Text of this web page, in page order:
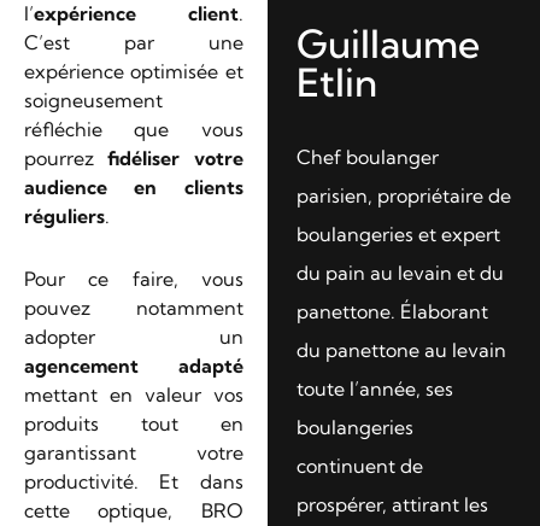
l’expérience client.
C’est par une
expérience optimisée et
soigneusement
réfléchie que vous
pourrezfidéliser votre
audience en clients
réguliers.
Pour ce faire, vous
pouvez notamment
adopter un
agencement adapté
mettant en valeur vos
produits tout en
garantissant votre
productivité. Et dans
cette optique, BRO
Guillaume
Etlin
Chef boulanger
parisien, propriétaire de
boulangeries et expert
du pain au levain et du
panettone. Élaborant
du panettone au levain
toute l’année, ses
boulangeries
continuent de
prospérer, attirant les